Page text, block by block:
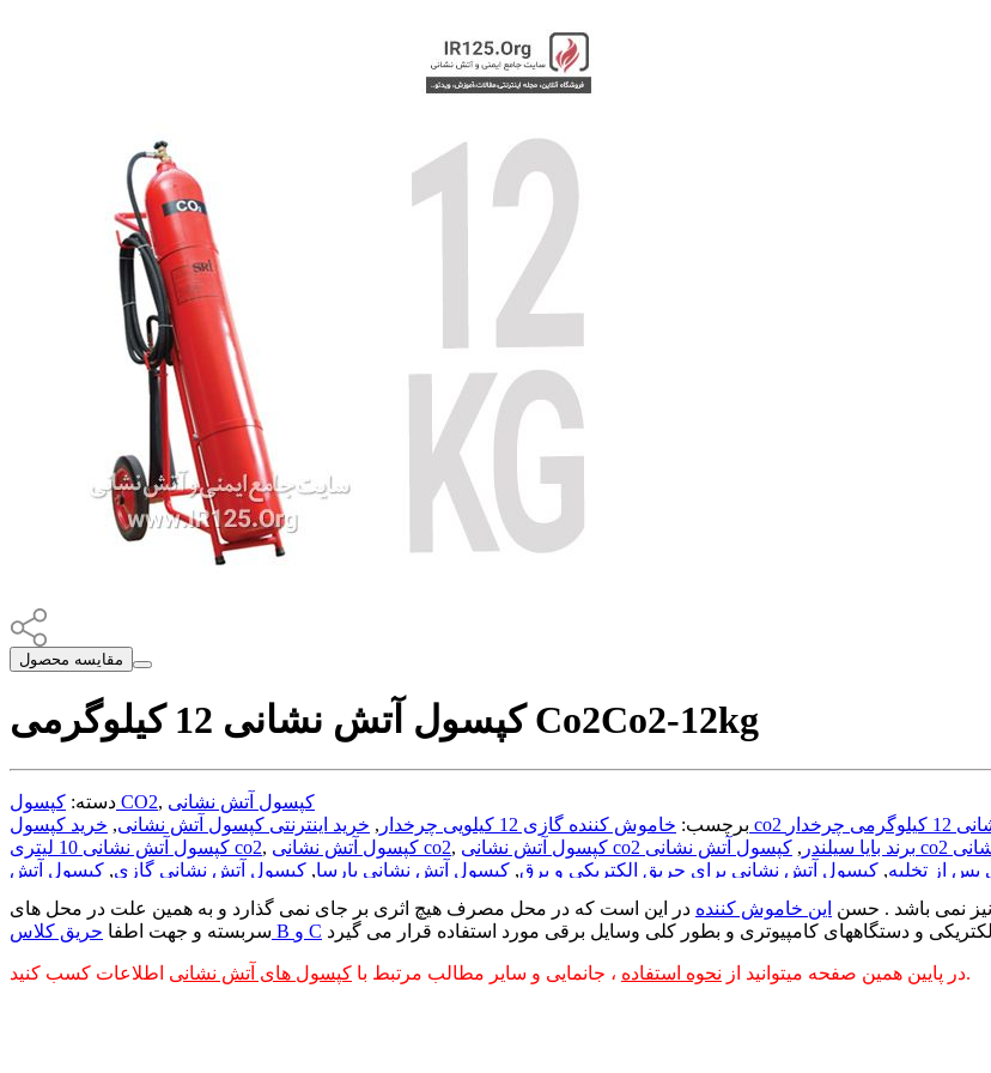
مقایسه محصول
کپسول آتش نشانی 12 کیلوگرمی Co2Co2-12kg
دسته: کپسول CO2, کپسول آتش نشانی
برچسب: خاموش کننده گازی 12 کیلویی چرخدار , خرید اینترنتی کپسول آتش نشانی,
کپسول آتش نشانی 10 لیتری co2, کپسول آتش نشانی co2, کپسول آتش نشانی co2 برند بایا سیلندر ,
پس از تخلیه, کپسول آتش نشانی برای حریق الکتریکی و برق, کپسول آتش نشانی پارسا, کپسول آتش نشانی گازی, کپسول آتش
کپسول اتش نشانی بایا
نمی باشد . حسن این خاموش کننده در این است که در محل مصرف هیچ اثری بر جای نمی گذارد و به همین علت در محل های
سربسته و جهت اطفا
حریق کلاس B و C
در پایین همین صفحه میتوانید از نحوه استفاده ، جانمایی و سایر مطالب مرتبط با کپسول های آتش نشانی اطلاعات کسب کنید.